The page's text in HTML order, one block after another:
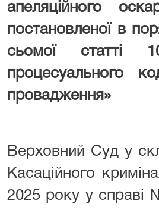
апеляційного
постановленої в
сьомої статті
процесуального
провадження»
Верховний Суд у
Касаційного
2025 року у справі